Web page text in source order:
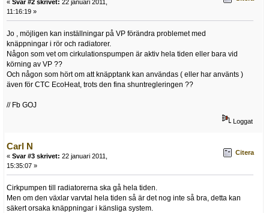
« Svar #2 skrivet: 22 januari 2011,
11:16:19 »
Jo , möjligen kan inställningar på VP förändra problemet med
knäppningar i rör och radiatorer.
Någon som vet om cirkulationspumpen är aktiv hela tiden eller bara vid
körning av VP ??
Och någon som hört om att knäpptank kan användas ( eller har använts )
även för CTC EcoHeat, trots den fina shuntregleringen ??
// Fb GOJ
Loggat
Carl N
« Svar #3 skrivet: 22 januari 2011,
15:35:07 »
Citera
Cirkpumpen till radiatorerna ska gå hela tiden.
Men om den växlar varvtal hela tiden så är det nog inte så bra, detta kan
säkert orsaka knäppningar i känsliga system.